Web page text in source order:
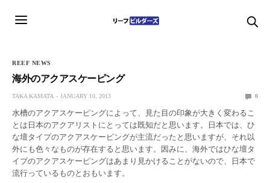
REEF NEWS
海外のアクアスケーピング
TAKA KAMATA JANUARY 10, 2013 0
水槽のアクアスケーピングによって、見た目の印象が大きく変わるこ
とは日本のアクアリストにとっては既知だと思います。日本では、ひ
な壇タイプのアクアスケーピングが主流だったと思いますが、それ以
外にも色々なものが存在すると思います。因みに、海外ではひな壇タ
イプのアクアスケーピングはあまり見かけることがないので、日本で
流行っているものとおもいます。